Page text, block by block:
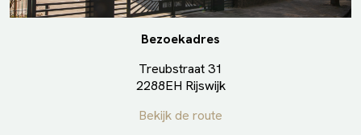
Bezoekadres
Treubstraat 31
2288EH Rijswijk
Bekijk de route